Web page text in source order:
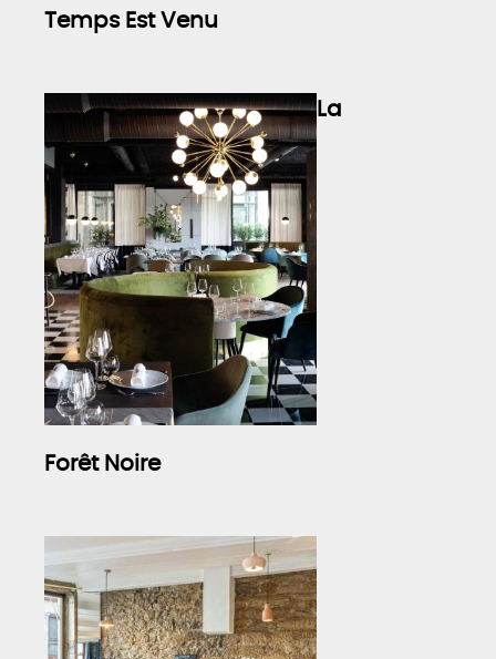
Temps Est Venu
La
Forêt Noire